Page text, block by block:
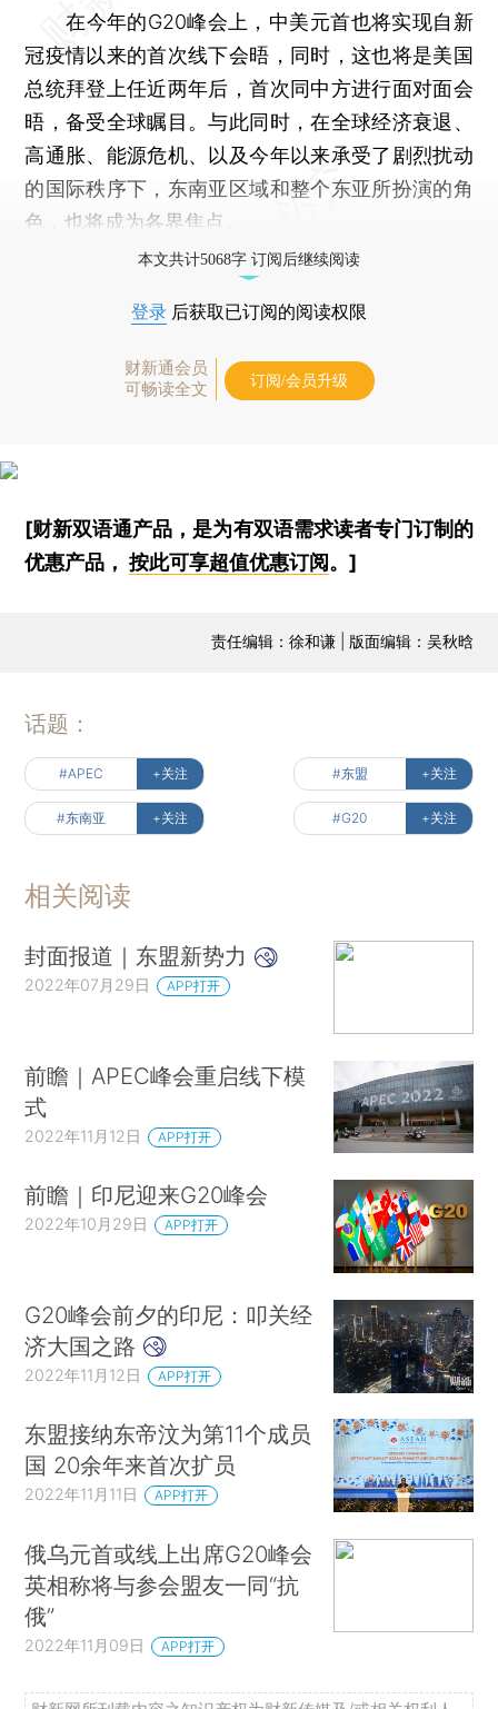
在今年的G20峰会上，中美元首也将实现自新
冠疫情以来的首次线下会晤，同时，这也将是美国
总统拜登上任近两年后，首次同中方进行面对面会
晤，备受全球瞩目。与此同时，在全球经济衰退、
高通胀、能源危机、以及今年以来承受了剧烈扰动
的国际秩序下，东南亚区域和整个东亚所扮演的角
色，也将成为各界焦点。
本文共计5068字 订阅后继续阅读
登录 后获取已订阅的阅读权限
财新通会员
可畅读全文
订阅/会员升级
[财新双语通产品，是为有双语需求读者专门订制的
优惠产品，按此可享超值优惠订阅。]
责任编辑：徐和谦 | 版面编辑：吴秋晗
话题：
#APEC +关注 #东盟 +关注
#东南亚 +关注 #G20 +关注
相关阅读
封面报道｜东盟新势力
2022年07月29日 APP打开
前瞻｜APEC峰会重启线下模
式
2022年11月12日 APP打开
前瞻｜印尼迎来G20峰会
2022年10月29日 APP打开
G20峰会前夕的印尼：叩关经
济大国之路
2022年11月12日 APP打开
东盟接纳东帝汶为第11个成员
国 20余年来首次扩员
2022年11月11日 APP打开
俄乌元首或线上出席G20峰会
英相称将与参会盟友一同“抗
俄”
2022年11月09日 APP打开